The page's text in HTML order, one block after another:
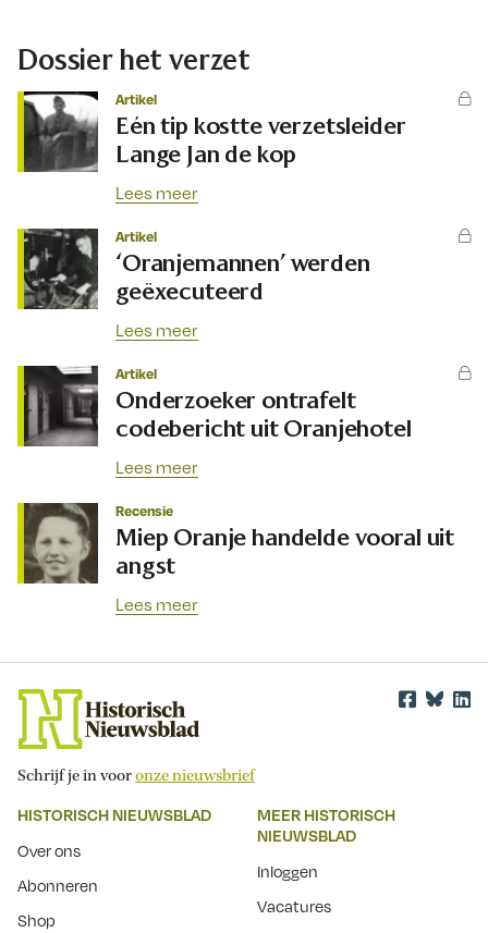
Dossier het verzet
Artikel
Eén tip kostte verzetsleider
Lange Jan de kop
Lees meer
Artikel
‘Oranjemannen’ werden
geëxecuteerd
Lees meer
Artikel
Onderzoeker ontrafelt
codebericht uit Oranjehotel
Lees meer
Recensie
Miep Oranje handelde vooral uit
angst
Lees meer
Schrijf je in vooronze nieuwsbrief
HISTORISCH NIEUWSBLAD
Over ons
Abonneren
Shop
MEER HISTORISCH
NIEUWSBLAD
Inloggen
Vacatures